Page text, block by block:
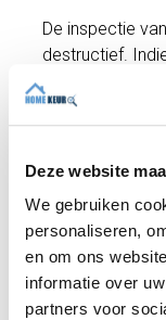
Deze website
We gebruiken
personaliseren,
en om ons
informatie over
partners voor
De inspectie
destructief.
onderzoek
aantreft, dan
gebreken die
worden, vallen
bouwtechnische